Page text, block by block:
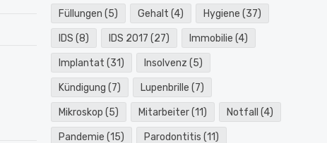
Füllungen (5) Gehalt (4) Hygiene (37)
IDS (8) IDS 2017 (27) Immobilie (4)
Implantat (31) Insolvenz (5)
Kündigung (7) Lupenbrille (7)
Mikroskop (5) Mitarbeiter(11) Notfall (4)
Pandemie (15) Parodontitis (11)